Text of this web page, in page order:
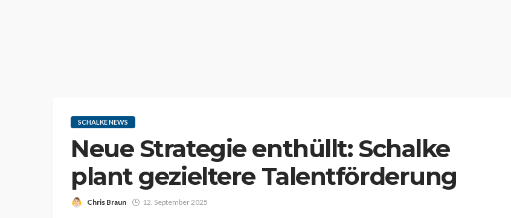
SCHALKE NEWS
Neue Strategie enthüllt: Schalke
plant gezieltere Talentförderung
Chris Braun 12. September 2025